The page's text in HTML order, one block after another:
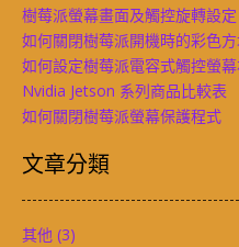
樹莓派螢幕畫面及觸控旋轉設定
如何關閉樹莓派開機時的彩色
如何設定樹莓派電容式觸控螢
Nvidia Jetson 系列商品比較表
如何關閉樹莓派螢幕保護程式
文章分類
其他 (3)